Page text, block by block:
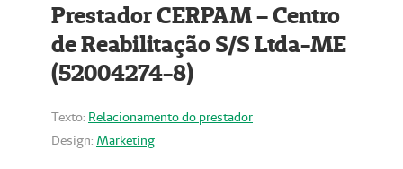
Prestador CERPAM – Centro
de Reabilitação S/S Ltda-ME
(52004274-8)
Texto: Relacionamento do prestador
Design: Marketing